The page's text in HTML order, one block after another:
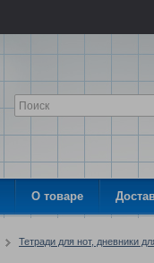
О товаре
Тетради для нот, дневники